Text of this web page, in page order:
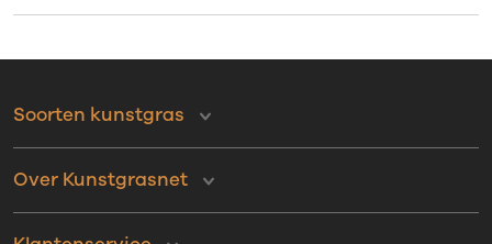
Soorten kunstgras
Over Kunstgrasnet